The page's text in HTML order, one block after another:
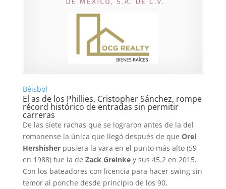
Béisbol
El as de los Phillies, Cristopher Sánchez, rompe
récord histórico de entradas sin permitir
carreras
De las siete rachas que se lograron antes de la del
romanense la única que llegó después de que Orel
Hershisherpusiera la vara en el punto más alto (59
en 1988) fue la de Zack Greinkey sus 45.2 en 2015.
Con los bateadores con licencia para hacer swing sin
temor al ponche desde principio de los 90,